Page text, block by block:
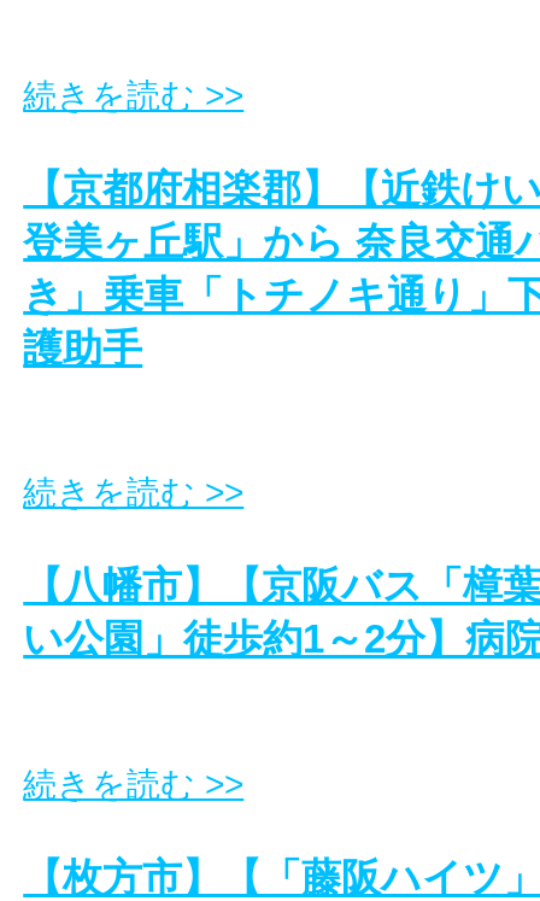
続きを読む >>
【京都府相楽郡】【近鉄け
登美ヶ丘駅」から 奈良交通
き」乗車「トチノキ通り」
護助手
続きを読む >>
【八幡市】【京阪バス「樟
い公園」徒歩約1～2分】病
続きを読む >>
【枚方市】【「藤阪ハイツ